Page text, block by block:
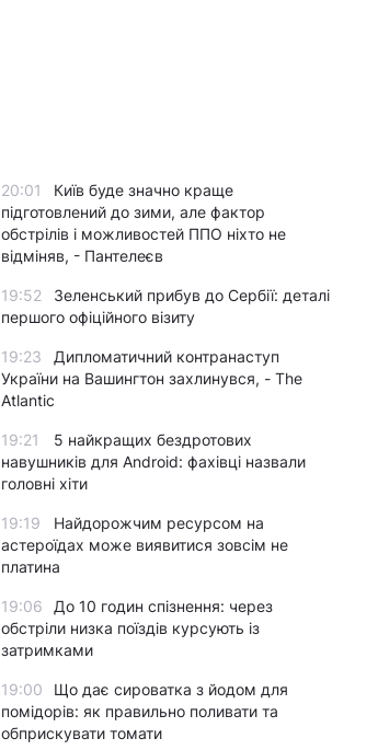
20:01
Київ буде значно краще
підготовлений до зими, але фактор
обстрілів і можливостей ППО ніхто не
відміняв, - Пантелеєв
19:52
Зеленський прибув до Сербії: деталі
першого офіційного візиту
19:23
Дипломатичний контранаступ
України на Вашингтон захлинувся, - The
Atlantic
19:21
5 найкращих бездротових
навушників для Android: фахівці назвали
головні хіти
19:19
Найдорожчим ресурсом на
астероїдах може виявитися зовсім не
платина
19:06
До 10 годин спізнення: через
обстріли низка поїздів курсують із
затримками
19:00
Що дає сироватка з йодом для
помідорів: як правильно поливати та
обприскувати томати